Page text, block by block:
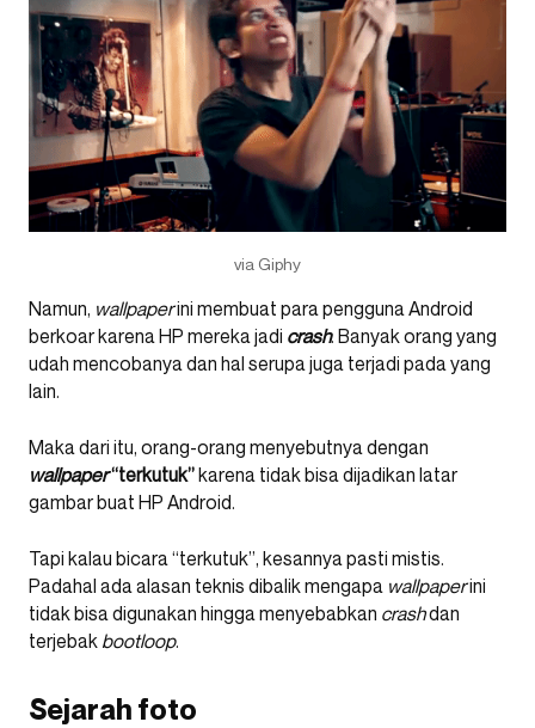
via Giphy
Namun, wallpaperini membuat para pengguna Android
berkoar karena HP mereka jadi crash. Banyak orang yang
udah mencobanya dan hal serupa juga terjadi pada yang
lain.
Maka dari itu, orang-orang menyebutnya dengan
wallpaper“terkutuk”karena tidak bisa dijadikan latar
gambar buat HP Android.
Tapi kalau bicara “terkutuk”, kesannya pasti mistis.
Padahal ada alasan teknis dibalik mengapa wallpaperini
tidak bisa digunakan hingga menyebabkan crashdan
terjebak bootloop.
Sejarah foto